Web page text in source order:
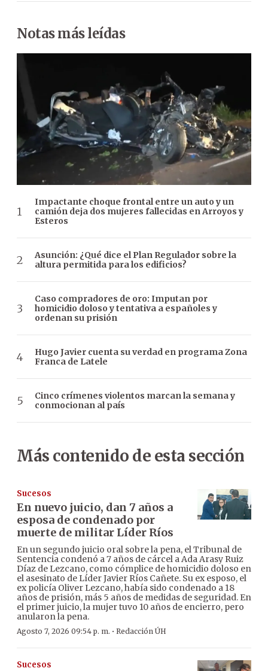
Notas más leídas
Impactante choque frontal entre un auto y un
camión deja dos mujeres fallecidas en Arroyos y
Esteros
Asunción: ¿Qué dice el Plan Regulador sobre la
altura permitida para los edificios?
Caso compradores de oro: Imputan por
homicidio doloso y tentativa a españoles y
ordenan su prisión
Hugo Javier cuenta su verdad en programa Zona
Franca de Latele
Cinco crímenes violentos marcan la semana y
conmocionan al país
Más contenido de esta sección
Sucesos
En nuevo juicio, dan 7 años a
esposa de condenado por
muerte de militar Líder Ríos
En un segundo juicio oral sobre la pena, el Tribunal de
Sentencia condenó a 7 años de cárcel a Ada Arasy Ruiz
Díaz de Lezcano, como cómplice de homicidio doloso en
el asesinato de Líder Javier Ríos Cañete. Su ex esposo, el
ex policía Oliver Lezcano, había sido condenado a 18
años de prisión, más 5 años de medidas de seguridad. En
el primer juicio, la mujer tuvo 10 años de encierro, pero
anularon la pena.
Agosto 7, 2026 09:54 p. m. · Redacción ÚH
Sucesos